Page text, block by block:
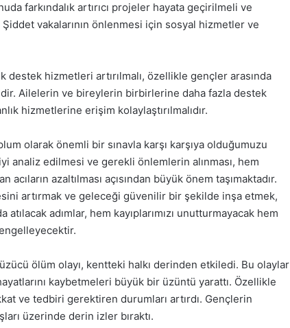
farkındalık artırıcı projeler hayata geçirilmeli ve
vakalarının önlenmesi için sosyal hizmetler ve
destek hizmetleri artırılmalı, özellikle gençler arasında
Ailelerin ve bireylerin birbirlerine daha fazla destek
hizmetlerine erişim kolaylaştırılmalıdır.
olarak önemli bir sınavla karşı karşıya olduğumuzu
analiz edilmesi ve gerekli önlemlerin alınması, hem
azaltılması açısından büyük önem taşımaktadır.
artırmak ve geleceği güvenilir bir şekilde inşa etmek,
adımlar, hem kayıplarımızı unutturmayacak hem
ölüm olayı, kentteki halkı derinden etkiledi. Bu olaylar
kaybetmeleri büyük bir üzüntü yarattı. Özellikle
ve tedbiri gerektiren durumları artırdı. Gençlerin
üzerinde derin izler bıraktı.